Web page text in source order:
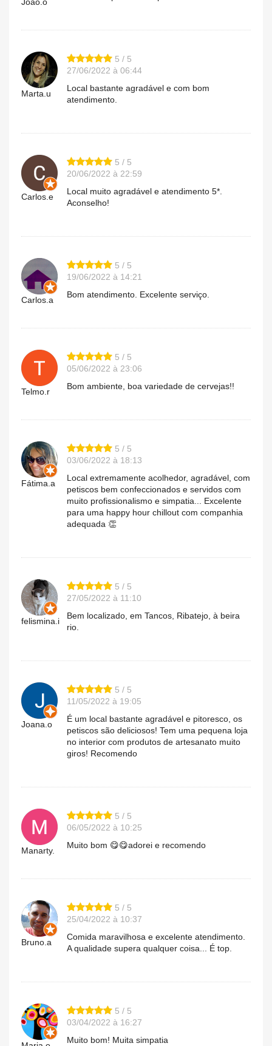
Marta.u
5 / 5
27/06/2022 à 06:44
Local bastante agradável e com bom
atendimento.
Carlos.e
5 / 5
20/06/2022 à 22:59
Local muito agradável e atendimento 5*.
Aconselho!
Carlos.a
5 / 5
19/06/2022 à 14:21
Bom atendimento. Excelente serviço.
Telmo.r
5 / 5
05/06/2022 à 23:06
Bom ambiente, boa variedade de cervejas!!
Fátima.a
5 / 5
03/06/2022 à 18:13
Local extremamente acolhedor, agradável, com
petiscos bem confeccionados e servidos com
muito profissionalismo e simpatia... Excelente
para uma happy hour chillout com companhia
adequada 👏
felismina.i
5 / 5
27/05/2022 à 11:10
Bem localizado, em Tancos, Ribatejo, à beira
rio.
Joana.o
5 / 5
11/05/2022 à 19:05
É um local bastante agradável e pitoresco, os
petiscos são deliciosos! Tem uma pequena loja
no interior com produtos de artesanato muito
giros! Recomendo
Manarty.
5 / 5
06/05/2022 à 10:25
Muito bom 😋😋adorei e recomendo
Bruno.a
5 / 5
25/04/2022 à 10:37
Comida maravilhosa e excelente atendimento.
A qualidade supera qualquer coisa... É top.
5 / 5
03/04/2022 à 16:27
Muito bom! Muita simpatia